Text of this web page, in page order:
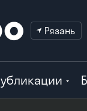
Рязань